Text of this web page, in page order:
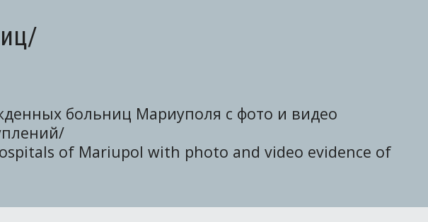
/
больниц Мариуполя с фото и видео
of Mariupol with photo and video evidence of